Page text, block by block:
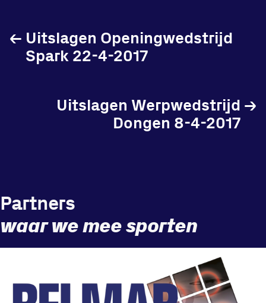
Locatie
Informatie
Vraag en contact
Uitslagen Openingwedstrijd
Spark 22-4-2017
←
Uitslagen Werpwedstrijd
Dongen 8-4-2017
→
Partners
waar we mee sporten